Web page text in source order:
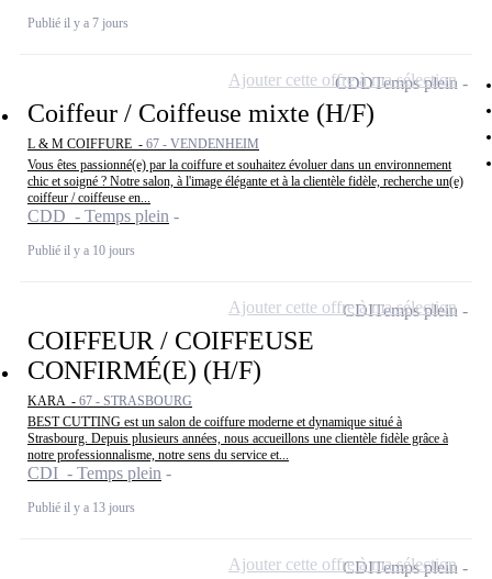
Publié il y a 7 jours
Coiffeur / Coiffeuse mixte (H/F)
L & M COIFFURE - 67 - VENDENHEIM
Vous êtes passionné(e) par la coiffure et souhaitez évoluer dans un environnement
chic et soigné ? Notre salon, à l'image élégante et à la clientèle fidèle, recherche un(e)
coiffeur / coiffeuse en...
CDD - Temps plein
Publié il y a 10 jours
CDDTemps plein
Ajouter cette offre à ma sélection
COIFFEUR / COIFFEUSE
CONFIRMÉ(E) (H/F)
KARA - 67 - STRASBOURG
BEST CUTTING est un salon de coiffure moderne et dynamique situé à
Strasbourg. Depuis plusieurs années, nous accueillons une clientèle fidèle grâce à
notre professionnalisme, notre sens du service et...
CDI - Temps plein
Publié il y a 13 jours
CDITemps plein
Ajouter cette offre à ma sélection
CDITemps plein
Ajouter cette offre à ma sélection